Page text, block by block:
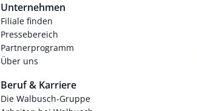
Unternehmen
Filiale finden
Pressebereich
Partnerprogramm
Über uns
Beruf & Karriere
Die Walbusch-Gruppe